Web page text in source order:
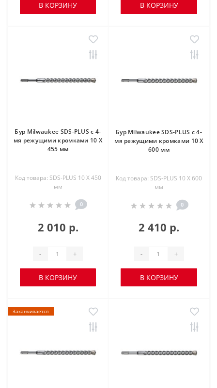
В КОРЗИНУ В КОРЗИНУ
Бур Milwaukee SDS-PLUS с 4-
мя режущими кромками 10 X
455 мм
Код товара: SDS-PLUS 10 X 450
мм
0
2 010 р.
- +
В КОРЗИНУ
Бур Milwaukee SDS-PLUS с 4-
мя режущими кромками 10 X
600 мм
Код товара: SDS-PLUS 10 X 600
мм
0
2 410 р.
- +
В КОРЗИНУ
Заканчивается